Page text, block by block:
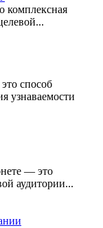
комплексная
способ
узнаваемости
— это
аудитории...